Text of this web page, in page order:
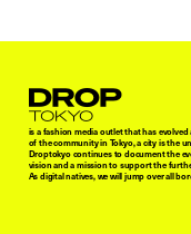
Droptokyo
is a fashion media outlet that has
of the community in Tokyo, a city is the
Droptokyo continues to document the
vision and a mission to support the
As digital natives, we will jump over all